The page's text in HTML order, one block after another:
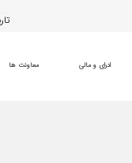
ادرای و مالی معاونت ها